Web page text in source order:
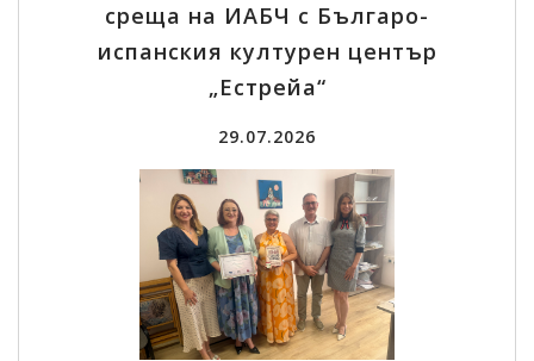
среща на ИАБЧ с Българо-
испанския културен център
„Естрейа“
29.07.2026